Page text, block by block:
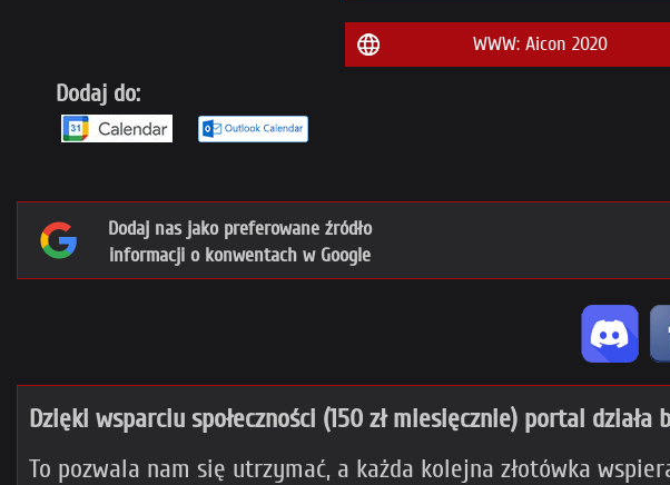
WWW: Aicon 2020
Dodaj do:
Dodaj nas jako preferowane źródło
informacji o konwentach w Google
Dzięki wsparciu społeczności (150 zł miesięcznie) portal
To pozwala nam się utrzymać, a każda kolejna złotówka